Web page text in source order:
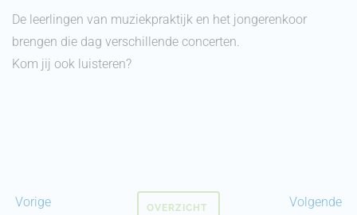
De leerlingen van muziekpraktijk en het jongerenkoor
brengen die dag verschillende concerten.
Kom jij ook luisteren?
Vorige Volgende
OVERZICHT